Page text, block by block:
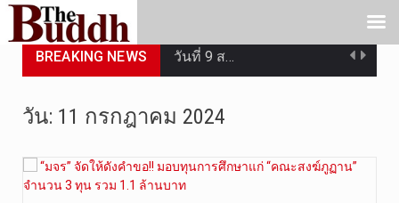
BREAKING NEWS วันที่ 9 ส…
วันที่ 7 ส…
วัน: 11 กรกฎาคม 2024